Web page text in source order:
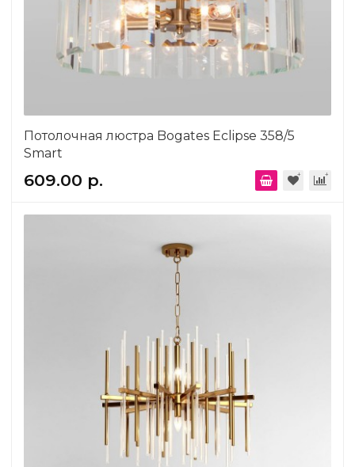
Потолочная люстра Bogates Eclipse 358/5
Smart
609.00 р.